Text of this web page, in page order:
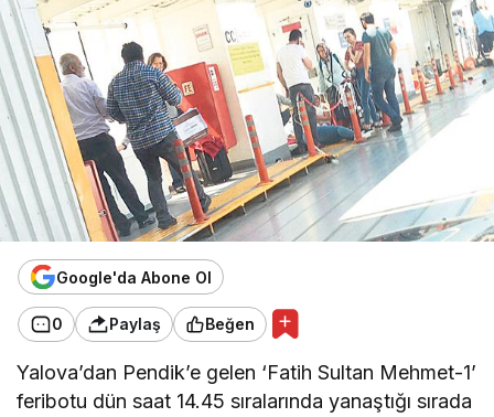
Google'da Abone Ol
0 Paylaş Beğen
Yalova’dan Pendik’e gelen ‘Fatih Sultan Mehmet-1’
feribotu dün saat 14.45 sıralarında yanaştığı sırada